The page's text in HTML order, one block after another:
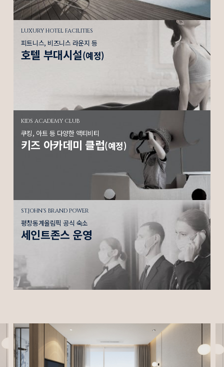
LUXURY HOTEL FACILITIES
피트니스, 비즈니스 라운지 등
호텔 부대시설(예정)
KIDS ACADEMY CLUB
쿠킹, 아트 등 다양한 액티비티
키즈 아카데미 클럽(예정)
ST.JOHN'S BRAND POWER
평창동계올림픽 공식 숙소
세인트존스 운영